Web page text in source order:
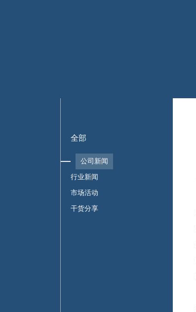
全部
公司新闻
行业新闻
市场活动
干货分享